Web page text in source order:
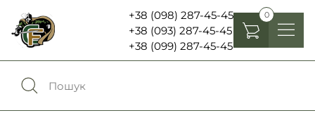
+38 (098) 287-45-45
+38 (093) 287-45-45
+38 (099) 287-45-45
0